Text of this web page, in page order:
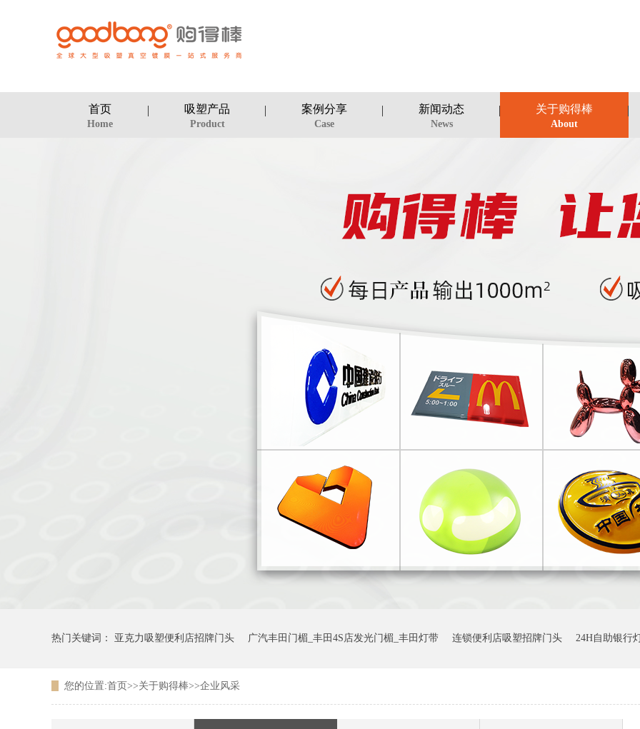
首页
Home
吸塑产品
Product
案例分享
Case
新闻动态
News
关于购得棒
About
热门关键词： 亚克力吸塑便利店招牌门头 广汽丰田门楣_丰田4S店发光门楣_丰田灯带 连锁便利店吸塑招牌门头 24H自助银行
您的位置:首页 >>关于购得棒>>企业风采